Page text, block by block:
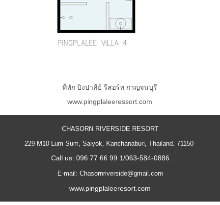
ที่พัก ปิงปาลีย์ รีสอร์ท กาญจนบุรี
www.pingplaleeressort.com
CHASORN RIVERSIDE RESORT
229 M10 Lum Sum, Saiyok, Kanchanaburi, Thailand. 71150
Call us: 096 77 66 99 1/063-584-0886
E-mail: Chasornriverside@gmail.com
www.pingplaleeresort.com